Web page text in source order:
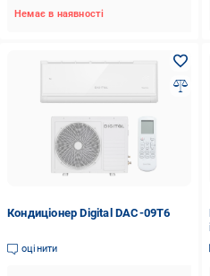
Немає в наявності
Кондиціонер Digital DAC-09T6
оцінити